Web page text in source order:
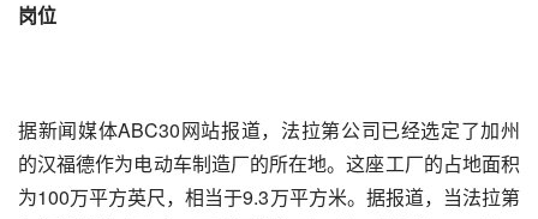
岗位
据新闻媒体ABC30网站报道，法拉第公司已经选定了加州
的汉福德作为电动车制造厂的所在地。这座工厂的占地面积
为100万平方英尺，相当于9.3万平方米。据报道，当法拉第